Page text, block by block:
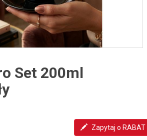
Set 200ml
Zapytaj o RABAT